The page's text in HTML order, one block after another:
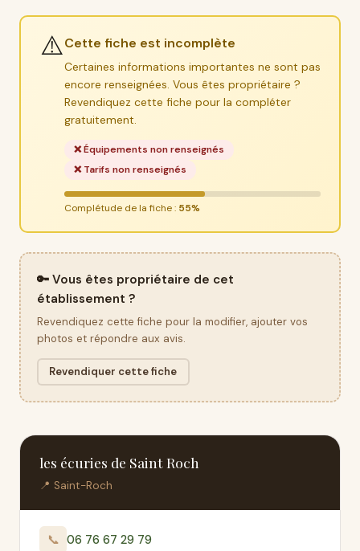
⚠️Cette fiche est incomplète
Certaines informations importantes ne sont pas
encore renseignées. Vous êtes propriétaire ?
Revendiquez cette fiche pour la compléter
gratuitement.
❌ Équipements non renseignés
❌ Tarifs non renseignés
Complétude de la fiche : 55%
🔑 Vous êtes propriétaire de cet
établissement ?
Revendiquez cette fiche pour la modifier, ajouter vos
photos et répondre aux avis.
Revendiquer cette fiche
les écuries de Saint Roch
📍 Saint-Roch
📞 06 76 67 29 79